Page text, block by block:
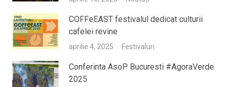
COFFeEAST festivalul dedicat culturii
cafelei revine
aprilie 4, 2025 Festivaluri
Conferinta AsoP Bucuresti #AgoraVerde
2025